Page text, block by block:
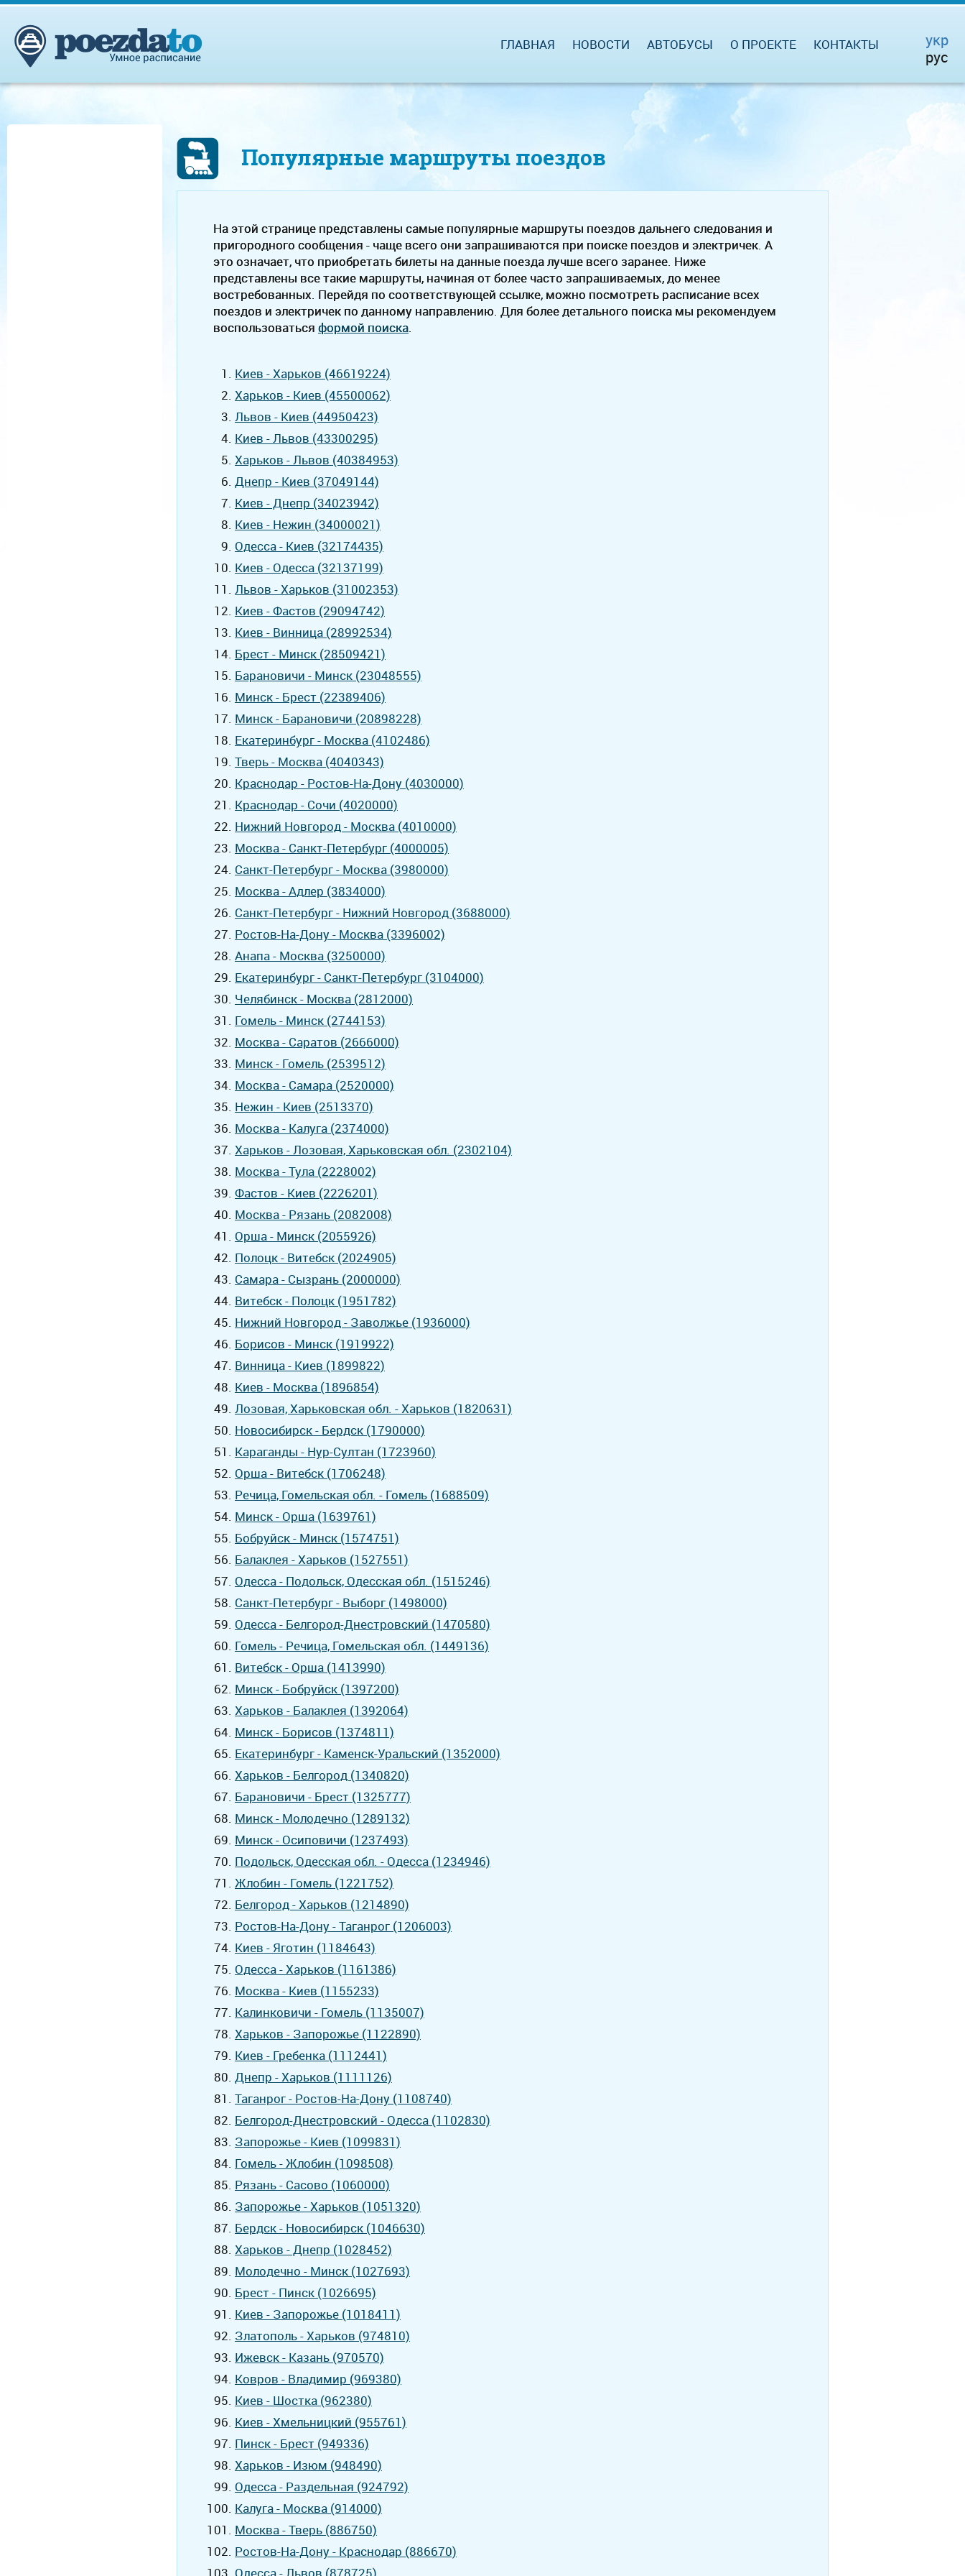
ГЛАВНАЯ НОВОСТИ АВТОБУСЫ О ПРОЕКТЕ КОНТАКТЫ
укр
рус
Популярные маршруты поездов
На этой странице представлены самые популярные маршруты поездов дальнего следования и
пригородного сообщения - чаще всего они запрашиваются при поиске поездов и электричек. А
это означает, что приобретать билеты на данные поезда лучше всего заранее. Ниже
представлены все такие маршруты, начиная от более часто запрашиваемых, до менее
востребованных. Перейдя по соответствующей ссылке, можно посмотреть расписание всех
поездов и электричек по данному направлению. Для более детального поиска мы рекомендуем
воспользоваться формой поиска.
Киев - Харьков (46619224)
Харьков - Киев (45500062)
Львов - Киев (44950423)
Киев - Львов (43300295)
Харьков - Львов (40384953)
Днепр - Киев (37049144)
Киев - Днепр (34023942)
Киев - Нежин (34000021)
Одесса - Киев (32174435)
Киев - Одесса (32137199)
Львов - Харьков (31002353)
Киев - Фастов (29094742)
Киев - Винница (28992534)
Брест - Минск (28509421)
Барановичи - Минск (23048555)
Минск - Брест (22389406)
Минск - Барановичи (20898228)
Екатеринбург - Москва (4102486)
Тверь - Москва (4040343)
Краснодар - Ростов-На-Дону (4030000)
Краснодар - Сочи (4020000)
Нижний Новгород - Москва (4010000)
Москва - Санкт-Петербург (4000005)
Санкт-Петербург - Москва (3980000)
Москва - Адлер (3834000)
Санкт-Петербург - Нижний Новгород (3688000)
Ростов-На-Дону - Москва (3396002)
Анапа - Москва (3250000)
Екатеринбург - Санкт-Петербург (3104000)
Челябинск - Москва (2812000)
Гомель - Минск (2744153)
Москва - Саратов (2666000)
Минск - Гомель (2539512)
Москва - Самара (2520000)
Нежин - Киев (2513370)
Москва - Калуга (2374000)
Харьков - Лозовая, Харьковская обл. (2302104)
Москва - Тула (2228002)
Фастов - Киев (2226201)
Москва - Рязань (2082008)
Орша - Минск (2055926)
Полоцк - Витебск (2024905)
Самара - Сызрань (2000000)
Витебск - Полоцк (1951782)
Нижний Новгород - Заволжье (1936000)
Борисов - Минск (1919922)
Винница - Киев (1899822)
Киев - Москва (1896854)
Лозовая, Харьковская обл. - Харьков (1820631)
Новосибирск - Бердск (1790000)
Караганды - Нур-Султан (1723960)
Орша - Витебск (1706248)
Речица, Гомельская обл. - Гомель (1688509)
Минск - Орша (1639761)
Бобруйск - Минск (1574751)
Балаклея - Харьков (1527551)
Одесса - Подольск, Одесская обл. (1515246)
Санкт-Петербург - Выборг (1498000)
Одесса - Белгород-Днестровский (1470580)
Гомель - Речица, Гомельская обл. (1449136)
Витебск - Орша (1413990)
Минск - Бобруйск (1397200)
Харьков - Балаклея (1392064)
Минск - Борисов (1374811)
Екатеринбург - Каменск-Уральский (1352000)
Харьков - Белгород (1340820)
Барановичи - Брест (1325777)
Минск - Молодечно (1289132)
Минск - Осиповичи (1237493)
Подольск, Одесская обл. - Одесса (1234946)
Жлобин - Гомель (1221752)
Белгород - Харьков (1214890)
Ростов-На-Дону - Таганрог (1206003)
Киев - Яготин (1184643)
Одесса - Харьков (1161386)
Москва - Киев (1155233)
Калинковичи - Гомель (1135007)
Харьков - Запорожье (1122890)
Киев - Гребенка (1112441)
Днепр - Харьков (1111126)
Таганрог - Ростов-На-Дону (1108740)
Белгород-Днестровский - Одесса (1102830)
Запорожье - Киев (1099831)
Гомель - Жлобин (1098508)
Рязань - Сасово (1060000)
Запорожье - Харьков (1051320)
Бердск - Новосибирск (1046630)
Харьков - Днепр (1028452)
Молодечно - Минск (1027693)
Брест - Пинск (1026695)
Киев - Запорожье (1018411)
Златополь - Харьков (974810)
Ижевск - Казань (970570)
Ковров - Владимир (969380)
Киев - Шостка (962380)
Киев - Хмельницкий (955761)
Пинск - Брест (949336)
Харьков - Изюм (948490)
Одесса - Раздельная (924792)
Калуга - Москва (914000)
Москва - Тверь (886750)
Ростов-На-Дону - Краснодар (886670)